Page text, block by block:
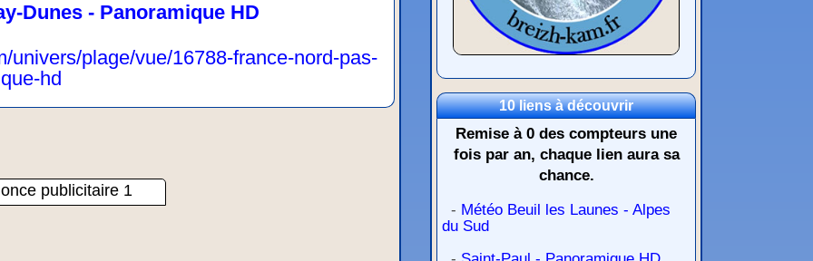
Dunes - Panoramique HD
univers/plage/vue/16788-france-nord-pas-
hd
publicitaire 1
10 liens à découvrir
Remise à 0 des compteurs une
fois par an, chaque lien aura sa
chance.
- Météo Beuil les Launes - Alpes
du Sud